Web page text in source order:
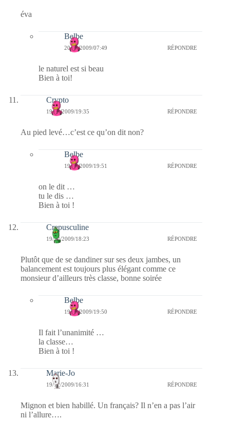
éva
Belbe
20/12/2009/07:49 RÉPONDRE
le naturel est si beau
Bien à toi!
Crypto
19/12/2009/19:35 RÉPONDRE
Au pied levé…c’est ce qu’on dit non?
Belbe
19/12/2009/19:51 RÉPONDRE
on le dit …
tu le dis …
Bien à toi !
Crepusculine
19/12/2009/18:23 RÉPONDRE
Plutôt que de se dandiner sur ses deux jambes, un
balancement est toujours plus élégant comme ce
monsieur d’ailleurs très classe, bonne soirée
Belbe
19/12/2009/19:50 RÉPONDRE
Il fait l’unanimité …
la classe…
Bien à toi !
Marie-Jo
19/12/2009/16:31 RÉPONDRE
Mignon et bien habillé. Un français? Il n’en a pas l’air
ni l’allure….